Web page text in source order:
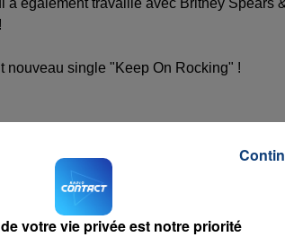
a également travaillé avec Britney Spears
nouveau single "Keep On Rocking" !
votre vie privée est notre priorité